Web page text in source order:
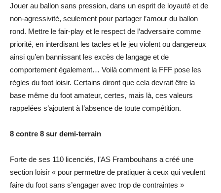
Jouer au ballon sans pression, dans un esprit de loyauté et de
non-agressivité, seulement pour partager l’amour du ballon
rond. Mettre le fair-play et le respect de l’adversaire comme
priorité, en interdisant les tacles et le jeu violent ou dangereux
ainsi qu’en bannissant les excès de langage et de
comportement également… Voilà comment la FFF pose les
règles du foot loisir. Certains diront que cela devrait être la
base même du foot amateur, certes, mais là, ces valeurs
rappelées s’ajoutent à l’absence de toute compétition.
8 contre 8 sur demi-terrain
Forte de ses 110 licenciés, l’AS Frambouhans a créé une
section loisir « pour permettre de pratiquer à ceux qui veulent
faire du foot sans s’engager avec trop de contraintes »